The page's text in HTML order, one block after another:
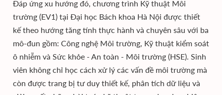
Đáp ứng xu hướng đó, chương trình Kỹ thuật Môi
trường (EV1) tại Đại học Bách khoa Hà Nội được thiết
kế theo hướng tăng tính thực hành và chuyên sâu với ba
mô-đun gồm: Công nghệ Môi trường, Kỹ thuật kiểm soát
ô nhiễm và Sức khỏe - An toàn - Môi trường (HSE). Sinh
viên không chỉ học cách xử lý các vấn đề môi trường mà
còn được trang bị tư duy thiết kế, phân tích dữ liệu và